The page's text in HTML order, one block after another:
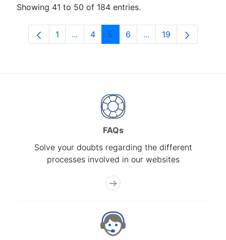
Showing 41 to 50 of 184 entries.
Page
1 ...Intermediate Pages Use TAB to
Page
4 Page
5 Page
6 ...Intermediate Pages
Page
19
FAQs
Solve your doubts regarding the different
processes involved in our websites